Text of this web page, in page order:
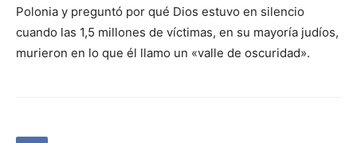
Polonia y preguntó por qué Dios estuvo en silencio
cuando las 1,5 millones de víctimas, en su mayoría judíos,
murieron en lo que él llamo un «valle de oscuridad».